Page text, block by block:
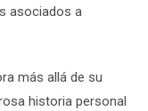
asociados a
más allá de su
historia personal